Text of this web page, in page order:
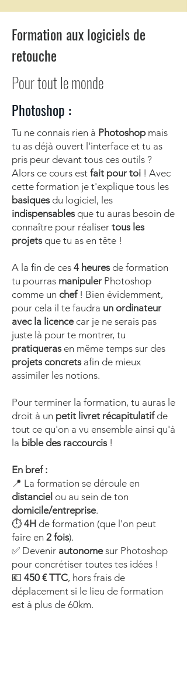
Formation aux logiciels de
retouche
Pour tout le monde
Photoshop :
Tu ne connais rien à Photoshopmais
tu as déjà ouvert l'interface et tu as
pris peur devant tous ces outils ?
Alors ce cours est fait pour toi ! Avec
cette formation je t'explique tous les
basiques du logiciel, les
indispensables que tu auras besoin ​de
connaître pour réaliser tous les
projets que tu as en tête !
A la fin de ces 4 heures de formation
tu pourras manipuler Photoshop
comme un chef! Bien évidemment,
pour cela il te faudra un ordinateur
avec la licencecar je ne serais pas
juste là pour te montrer, tu
pratiqueras en même temps sur des
projets concrets afin de mieux
assimiler les notions.
Pour terminer la formation, tu auras le
droit à un petit livret récapitulatifde
tout ce qu'on a vu ensemble ainsi qu'à
la bible des raccourcis !
En bref :
📍 La formation se déroule en
distanciel ou au sein de ton
domicile/entreprise.
⏱️ 4H de formation (que l'on peut
faire en 2 fois).
✅ Devenir autonomesur Photoshop
pour concrétiser toutes tes idées !
💶 450 € TTC, hors frais de
déplacement si le lieu de formation
est à plus de 60km.